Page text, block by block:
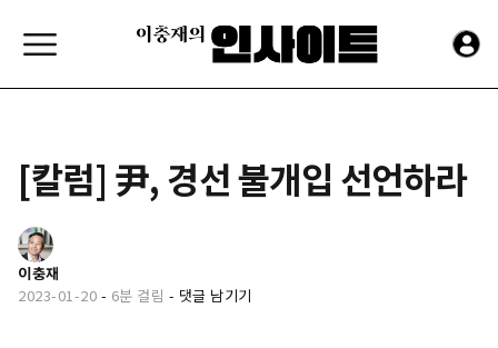
[칼럼] 尹, 경선 불개입 선언하라
이충재
2023-01-20 - 6분 걸림 - 댓글 남기기